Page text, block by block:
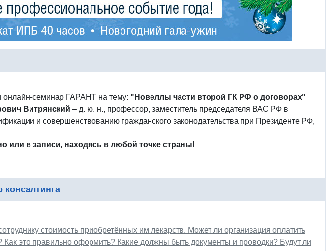
онлайн-семинар ГАРАНТ на тему: "Новеллы части второй ГК РФ о договорах"
Витрянский – д. ю. н., профессор, заместитель председателя ВАС РФ в
и совершенствованию гражданского законодательства при Президенте РФ,
или в записи, находясь в любой точке страны!
стоимость приобретённых им лекарств. Может ли организация оплатить
Как это правильно оформить? Какие должны быть документы и проводки? Будут ли